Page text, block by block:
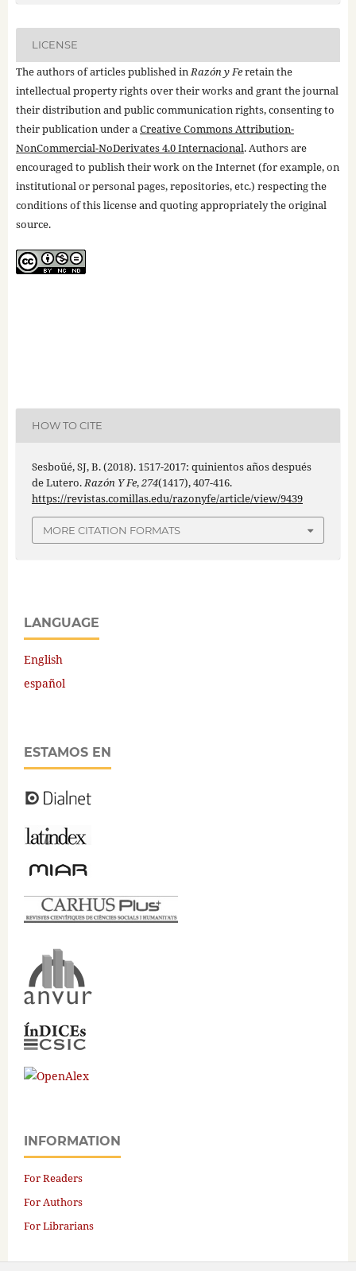
LICENSE
The authors of articles published inRazón y Feretain the
intellectual property rights over their works and grant the journal
their distribution and public communication rights, consenting to
their publication under aCreative Commons Attribution-
NonCommercial-NoDerivates 4.0 Internacional. Authors are
encouraged to publish their work on the Internet (for example, on
institutional or personal pages, repositories, etc.) respecting the
conditions of this license and quoting appropriately the original
source.
HOW TO CITE
Sesboüé, SJ, B. (2018). 1517-2017: quinientos años después
de Lutero.Razón Y Fe,274(1417), 407-416.
https://revistas.comillas.edu/razonyfe/article/view/9439
MORE CITATION FORMATS
LANGUAGE
English
español
ESTAMOS EN
INFORMATION
For Readers
For Authors
For Librarians